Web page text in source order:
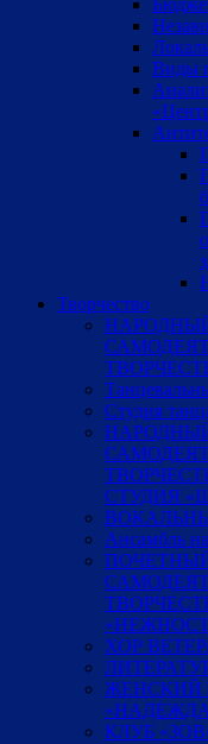
Виды
Творчество
Студия
СТУДИЯ
Ансамбль
ХОР
ЖЕНСКИЙ
КЛУБ